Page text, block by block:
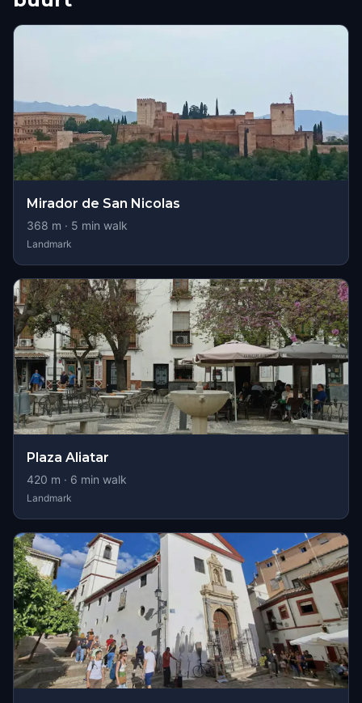
Mirador de San Nicolas
368 m · 5 min walk
Landmark
Plaza Aliatar
420 m · 6 min walk
Landmark